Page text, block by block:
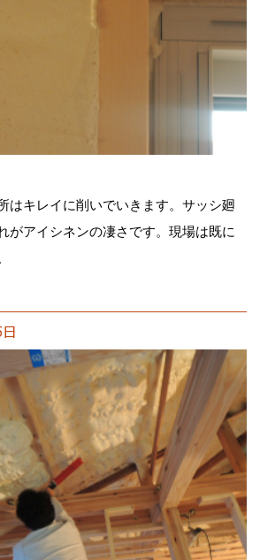
はキレイに削いでいきます。サッシ廻
がアイシネンの凄さです。現場は既に